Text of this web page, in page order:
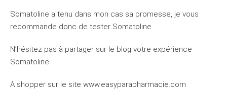
Somatoline a tenu dans mon cas sa promesse, je vous
recommande donc de tester Somatoline
N’hésitez pas à partager sur le blog votre expérience
Somatoline.
A shopper sur le site www.easyparapharmacie.com